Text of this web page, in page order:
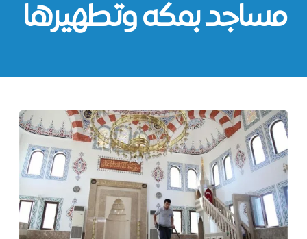
مساجد بمكه وتطهيرها